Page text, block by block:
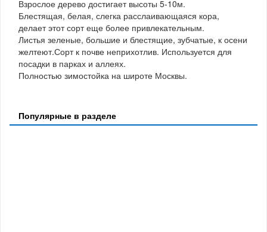
Взрослое дерево достигает высоты 5-10м.
Блестящая, белая, слегка расслаивающаяся кора,
делает этот сорт еще более привлекательным.
Листья зеленые, большие и блестящие, зубчатые, к осени
желтеют.Сорт к почве неприхотлив. Используется для
посадки в парках и аллеях.
Полностью зимостойка на широте Москвы.
Популярные в разделе